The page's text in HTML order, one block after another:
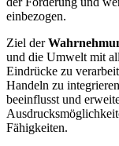
einbezogen.
Ziel der
und die Umwelt mit
Eindrücke zu
Handeln zu
beeinflusst und
Fähigkeiten.